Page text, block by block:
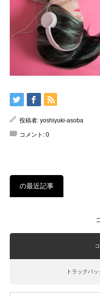
投稿者: yoshiyuki-asoba
コメント: 0
の最近記事
トラックバ